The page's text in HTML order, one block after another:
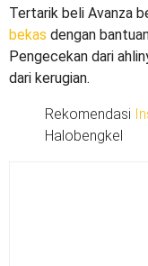
Tertarik beli Avanza
bekas dengan
Pengecekan dari
dari kerugian.
Rekomendasi
Halobengkel